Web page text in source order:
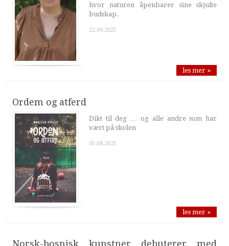
hvor naturen åpenbarer sine skjulte
budskap.
22.09.2025
les mer »
Ordem og atferd
Dikt til deg … og alle andre som har
vært på skolen
05.08.2025
les mer »
Norsk-bosnisk kunstner debuterer med